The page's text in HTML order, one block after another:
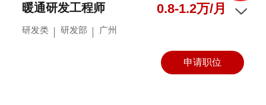
暖通研发工程师 0.8-1.2万/月
研发类 研发部 广州
申请职位